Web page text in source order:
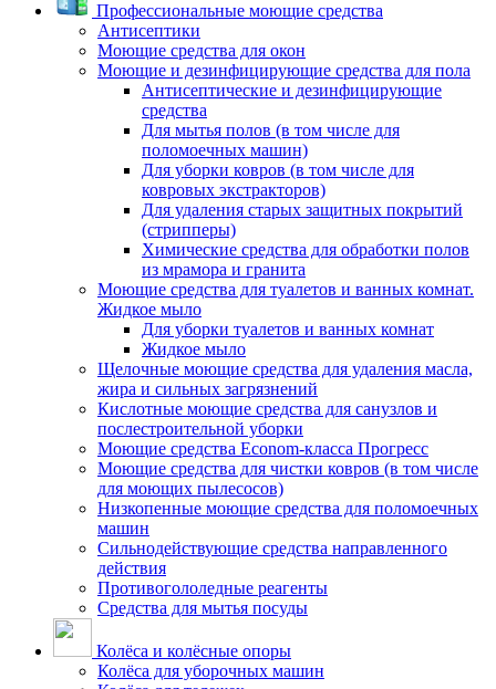
Профессиональные моющие средства
Антисептики
Моющие средства для окон
Моющие и дезинфицирующие средства для пола
Антисептические и дезинфицирующие
средства
Для мытья полов (в том числе для
поломоечных машин)
Для уборки ковров (в том числе для
ковровых экстракторов)
Для удаления старых защитных покрытий
(стрипперы)
Химические средства для обработки полов
из мрамора и гранита
Моющие средства для туалетов и ванных комнат.
Жидкое мыло
Для уборки туалетов и ванных комнат
Жидкое мыло
Щелочные моющие средства для удаления масла,
жира и сильных загрязнений
Кислотные моющие средства для санузлов и
послестроительной уборки
Моющие средства Econom-класса Прогресс
Моющие средства для чистки ковров (в том числе
для моющих пылесосов)
Низкопенные моющие средства для поломоечных
машин
Сильнодействующие средства направленного
действия
Противогололедные реагенты
Средства для мытья посуды
Колёса и колёсные опоры
Колёса для уборочных машин